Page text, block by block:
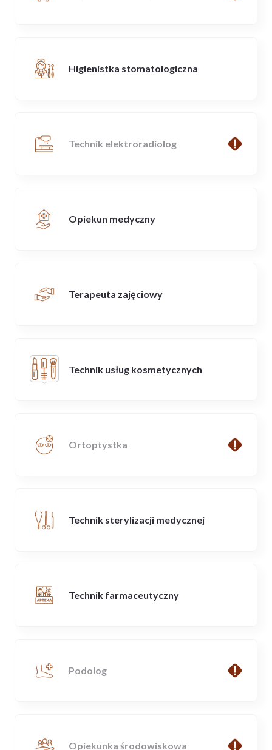
Higienistka stomatologiczna
Technik elektroradiolog
Opiekun medyczny
Terapeuta zajęciowy
Technik usług kosmetycznych
Ortoptystka
Technik sterylizacji medycznej
Technik farmaceutyczny
Podolog
Opiekunka środowiskowa